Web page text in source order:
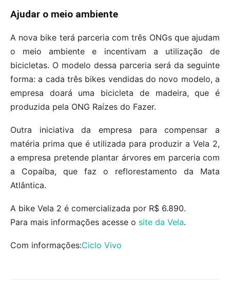
Ajudar o meio ambiente
A nova bike terá parceria com três ONGs que ajudam
o meio ambiente e incentivam a utilização de
bicicletas. O modelo dessa parceria será da seguinte
forma: a cada três bikes vendidas do novo modelo, a
empresa doará uma bicicleta de madeira, que é
produzida pela ONG Raízes do Fazer.
Outra iniciativa da empresa para compensar a
matéria prima que é utilizada para produzir a Vela 2,
a empresa pretende plantar árvores em parceria com
a Copaíba, que faz o reflorestamento da Mata
Atlântica.
A bike Vela 2 é comercializada por R$ 6.890.
Para mais informações acesse o site da Vela.
Com informações:Ciclo Vivo